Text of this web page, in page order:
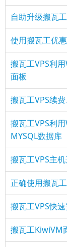
自助升级搬瓦
使用搬瓦工优
搬瓦工VPS利
面板
搬瓦工VPS续
搬瓦工VPS利
MYSQL数据库
搬瓦工VPS主
正确使用搬瓦
搬瓦工VPS快
搬瓦工KiwiVM